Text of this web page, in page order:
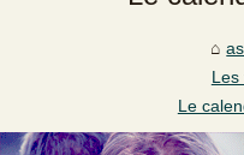
Les
Le